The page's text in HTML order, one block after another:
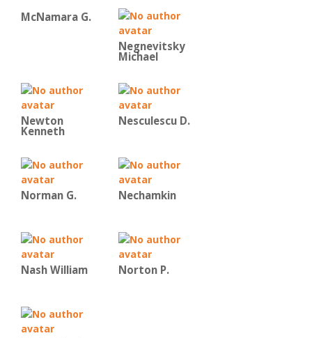
McNamara G.
Negnevitsky
Michael
Newton
Kenneth
Nesculescu D.
Norman G. Nechamkin
Nash William Norton P.